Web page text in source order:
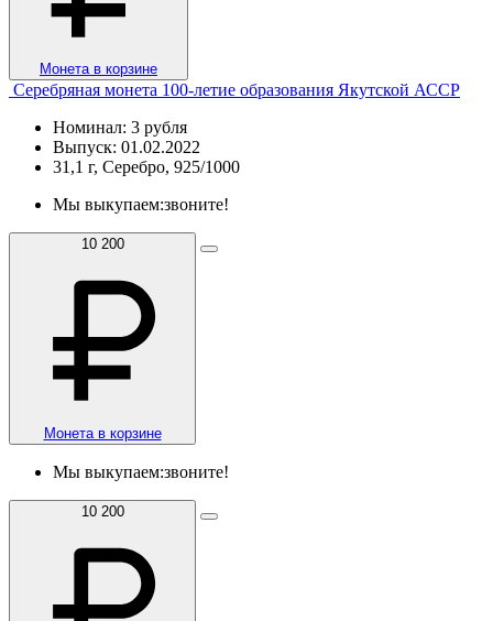
Монета в корзине
Серебряная монета 100-летие образования Якутской АССР
Номинал: 3 рубля
Выпуск: 01.02.2022
31,1 г, Серебро, 925/1000
Мы выкупаем:звоните!
10 200
Монета в корзине
Мы выкупаем:звоните!
10 200